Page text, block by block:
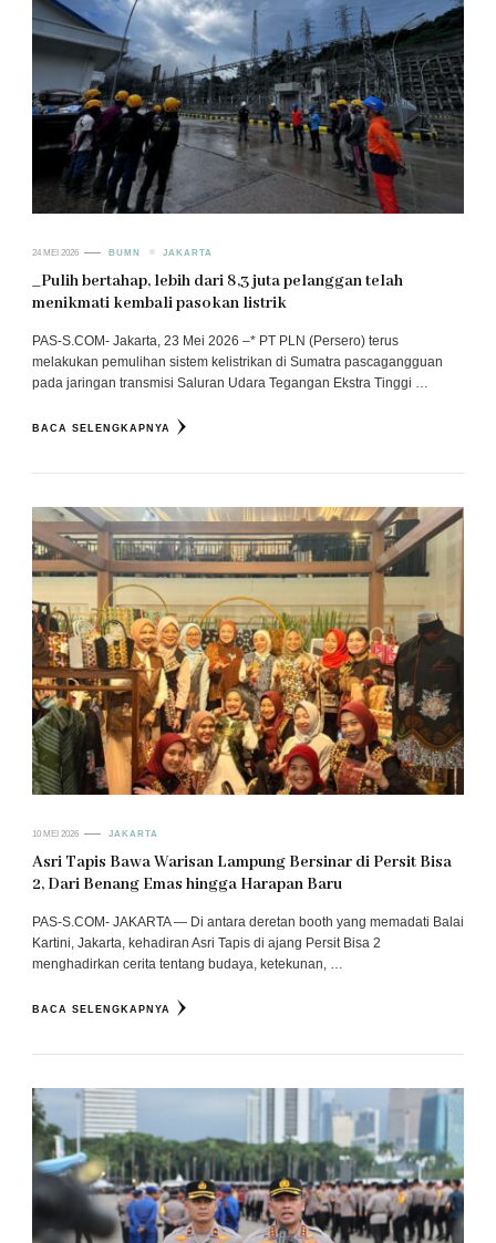
24 MEI 2026 BUMN JAKARTA
_Pulih bertahap, lebih dari 8,3 juta pelanggan telah
menikmati kembali pasokan listrik
PAS-S.COM- Jakarta, 23 Mei 2026 –* PT PLN (Persero) terus
melakukan pemulihan sistem kelistrikan di Sumatra pascagangguan
pada jaringan transmisi Saluran Udara Tegangan Ekstra Tinggi …
BACA SELENGKAPNYA
10 MEI 2026 JAKARTA
Asri Tapis Bawa Warisan Lampung Bersinar di Persit Bisa
2, Dari Benang Emas hingga Harapan Baru
PAS-S.COM- JAKARTA — Di antara deretan booth yang memadati Balai
Kartini, Jakarta, kehadiran Asri Tapis di ajang Persit Bisa 2
menghadirkan cerita tentang budaya, ketekunan, …
BACA SELENGKAPNYA